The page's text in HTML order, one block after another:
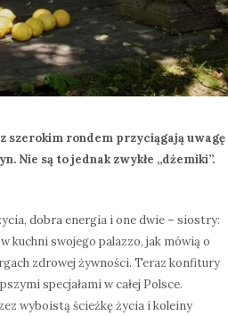
szerokim rondem przyciągają uwagę
Nie są to jednak zwykłe „dżemiki”.
dobra energia i one dwie – siostry:
kuchni swojego palazzo, jak mówią o
zdrowej żywności. Teraz konfitury
specjałami w całej Polsce.
wyboistą ścieżkę życia i koleiny